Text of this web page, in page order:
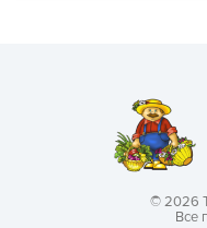
© 2026
Все